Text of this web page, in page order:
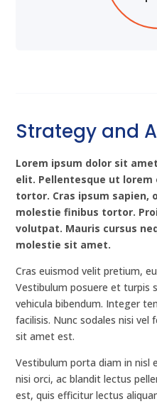
Strategy and
Lorem ipsum dolor sit
elit. Pellentesque ut
tortor. Cras ipsum sapien,
molestie finibus tortor.
volutpat. Mauris cursus
molestie sit amet.
Cras euismod velit pretium,
Vestibulum posuere et turpis
vehicula bibendum. Integer
facilisis. Nunc sodales nisi
sit amet est.
Vestibulum porta diam in nisl
nisi orci, ac blandit lectus
est, quis efficitur lectus